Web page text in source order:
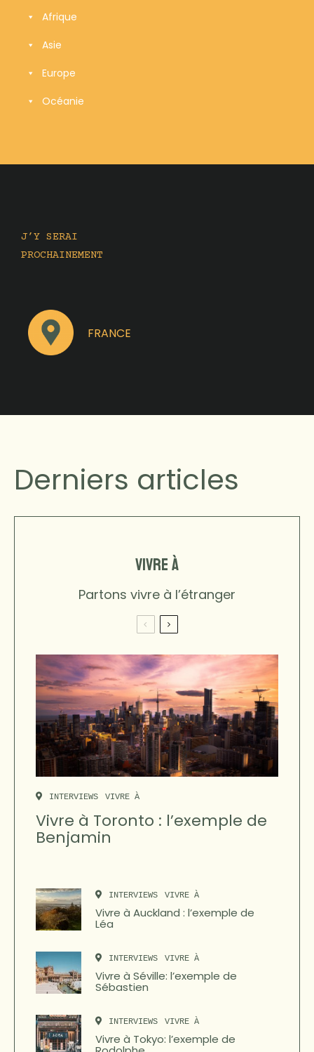
Afrique
Asie
Europe
Océanie
J’Y SERAI
PROCHAINEMENT
FRANCE
Derniers articles
VIVRE À
Partons vivre à l’étranger
INTERVIEWS VIVRE À
Vivre à Toronto : l’exemple de
Benjamin
INTERVIEWS VIVRE À
Vivre à Auckland : l’exemple de
Léa
INTERVIEWS VIVRE À
Vivre à Séville: l’exemple de
Sébastien
INTERVIEWS VIVRE À
Vivre à Tokyo: l’exemple de